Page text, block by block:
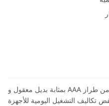
هذه البطاريات القابلة لإعادة الشحن من طراز AAA بمثابة بديل معقول و
تكاليف التشغيل اليومية للأجهزة